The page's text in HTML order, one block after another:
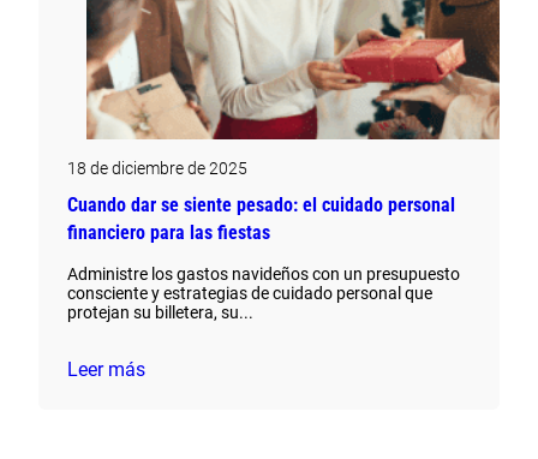
18 de diciembre de 2025
Cuando dar se siente pesado: el cuidado personal
financiero para las fiestas
Administre los gastos navideños con un presupuesto
consciente y estrategias de cuidado personal que
protejan su billetera, su...
Leer más